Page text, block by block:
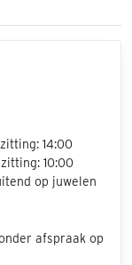
14:00
10:00
op juwelen
afspraak op